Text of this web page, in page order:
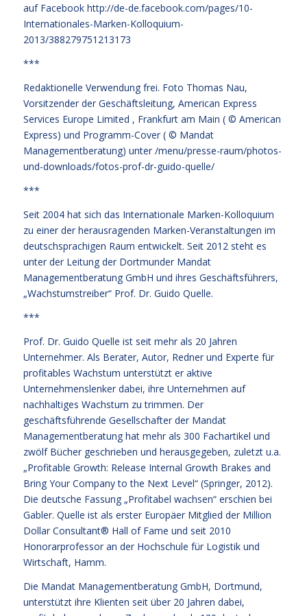
auf Facebook http://de-de.facebook.com/pages/10-
Internationales-Marken-Kolloquium-
2013/388279751213173
***
Redaktionelle Verwendung frei. Foto Thomas Nau,
Vorsitzender der Geschäftsleitung, American Express
Services Europe Limited , Frankfurt am Main ( © American
Express) und Programm-Cover ( © Mandat
Managementberatung) unter /menu/presse-raum/photos-
und-downloads/fotos-prof-dr-guido-quelle/
***
Seit 2004 hat sich das Internationale Marken-Kolloquium
zu einer der herausragenden Marken-Veranstaltungen im
deutschsprachigen Raum entwickelt. Seit 2012 steht es
unter der Leitung der Dortmunder Mandat
Managementberatung GmbH und ihres Geschäftsführers,
„Wachstumstreiber“ Prof. Dr. Guido Quelle.
***
Prof. Dr. Guido Quelle ist seit mehr als 20 Jahren
Unternehmer. Als Berater, Autor, Redner und Experte für
profitables Wachstum unterstützt er aktive
Unternehmenslenker dabei, ihre Unternehmen auf
nachhaltiges Wachstum zu trimmen. Der
geschäftsführende Gesellschafter der Mandat
Managementberatung hat mehr als 300 Fachartikel und
zwölf Bücher geschrieben und herausgegeben, zuletzt u.a.
„Profitable Growth: Release Internal Growth Brakes and
Bring Your Company to the Next Level“ (Springer, 2012).
Die deutsche Fassung „Profitabel wachsen“ erschien bei
Gabler. Quelle ist als erster Europäer Mitglied der Million
Dollar Consultant® Hall of Fame und seit 2010
Honorarprofessor an der Hochschule für Logistik und
Wirtschaft, Hamm.
Die Mandat Managementberatung GmbH, Dortmund,
unterstützt ihre Klienten seit über 20 Jahren dabei,